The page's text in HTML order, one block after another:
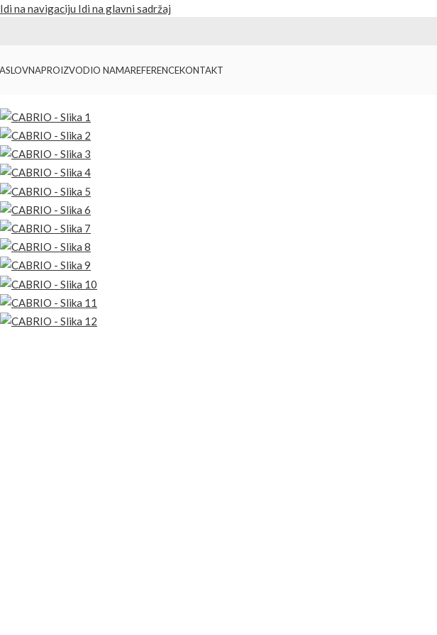
Idi na navigaciju Idi na glavni sadržaj
PROIZVODIO NAMAREFERENCEKONTAKT